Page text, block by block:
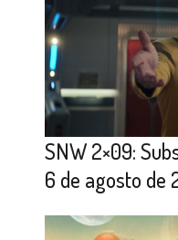
SNW 2×09:
6 de agosto de